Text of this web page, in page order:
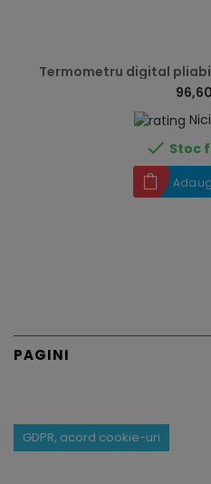
Termometru digital
 Stoc
PAGINI
GDPR, acord cookie-uri